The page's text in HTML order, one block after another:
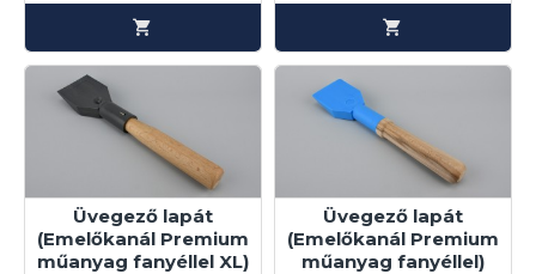
Üvegező lapát
(Emelőkanál Premium
műanyag fanyéllel XL)
Üvegező lapát
(Emelőkanál Premium
műanyag fanyéllel)